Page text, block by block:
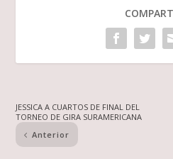
JESSICA A CUARTOS DE FINAL DEL
TORNEO DE GIRA SURAMERICANA
Anterior